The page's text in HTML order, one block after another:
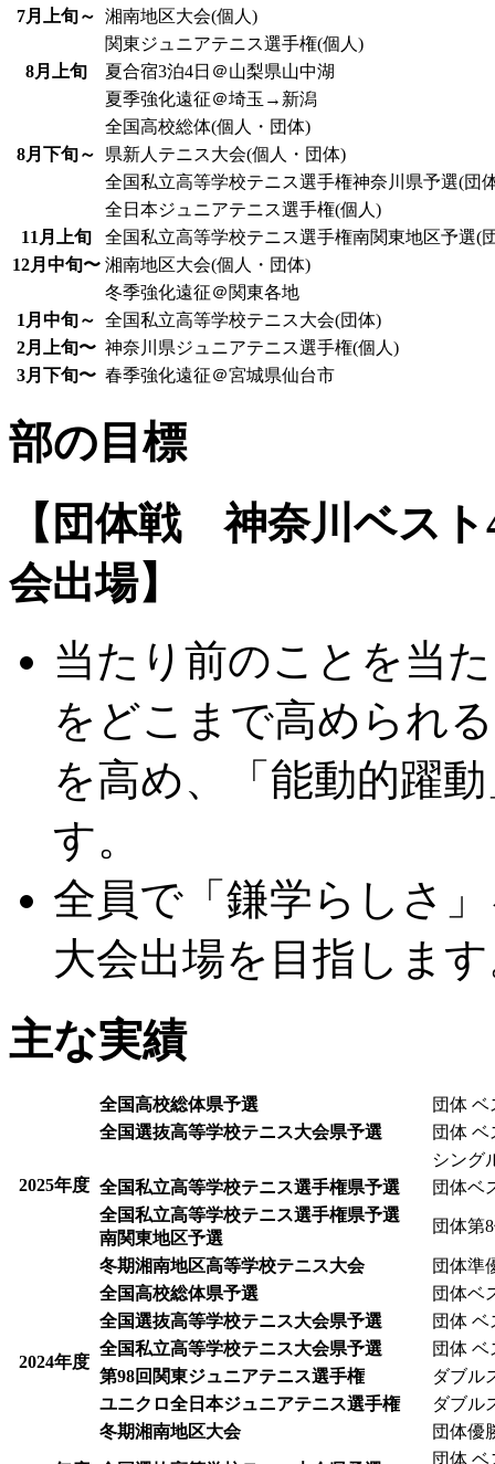
7月上旬～ 湘南地区大会(個人)
関東ジュニアテニス選手権(個人)
8月上旬
夏合宿3泊4日＠山梨県山中湖
夏季強化遠征＠埼玉→新潟
全国高校総体(個人・団体)
8月下旬～
県新人テニス大会(個人・団体)
全国私立高等学校テニス選手権神奈川県予選(団
全日本ジュニアテニス選手権(個人)
11月上旬
全国私立高等学校テニス選手権南関東地区予選(
12月中旬〜 湘南地区大会(個人・団体)
冬季強化遠征＠関東各地
1月中旬～ 全国私立高等学校テニス大会(団体)
2月上旬〜 神奈川県ジュニアテニス選手権(個人)
3月下旬〜 春季強化遠征＠宮城県仙台市
部の目標
【団体戦 神奈川ベス
会出場】
当たり前のことを当
をどこまで高められ
を高め、「能動的躍
す。
全員で「鎌学らしさ
大会出場を目指しま
主な実績
2025年度
全国高校総体県予選
団体 ベ
全国選抜高等学校テニス大会県予選
団体 ベ
シング
全国私立高等学校テニス選手権県予選
団体ベ
全国私立高等学校テニス選手権県予選
南関東地区予選
団体第
冬期湘南地区高等学校テニス大会 団体準
2024年度
全国高校総体県予選
団体ベ
全国選抜高等学校テニス大会県予選
団体 ベ
全国私立高等学校テニス大会県予選
団体 ベ
第98回関東ジュニアテニス選手権
ダブル
ユニクロ全日本ジュニアテニス選手権
ダブル
冬期湘南地区大会
団体優
団体 ベ